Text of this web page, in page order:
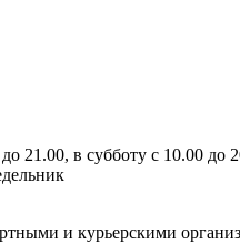
21.00, в субботу с 10.00 до
и курьерскими